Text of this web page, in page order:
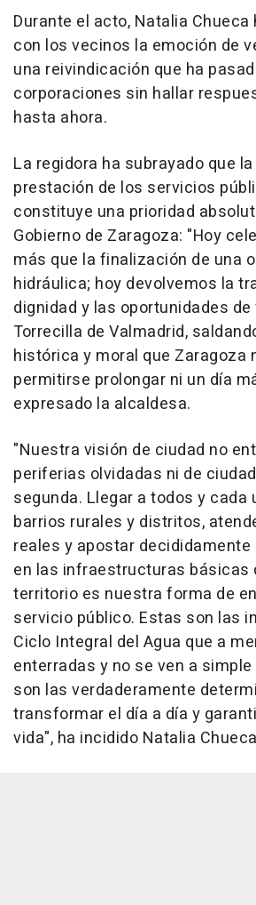
Durante el acto, Natalia
con los vecinos la emoción de
una reivindicación que ha
corporaciones sin hallar
hasta ahora.
La regidora ha subrayado que
prestación de los servicios
constituye una prioridad
Gobierno de Zaragoza: "Hoy
más que la finalización de una
hidráulica; hoy devolvemos la
dignidad y las oportunidades
Torrecilla de Valmadrid,
histórica y moral que Zaragoza
permitirse prolongar ni un día
expresado la alcaldesa.
"Nuestra visión de ciudad no
periferias olvidadas ni de
segunda. Llegar a todos y cada
barrios rurales y distritos,
reales y apostar decididamente
en las infraestructuras básicas
territorio es nuestra forma de
servicio público. Estas son las
Ciclo Integral del Agua que a
enterradas y no se ven a
son las verdaderamente
transformar el día a día y
vida", ha incidido Natalia